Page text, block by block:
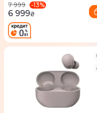
7 999
-13%
6 999₴